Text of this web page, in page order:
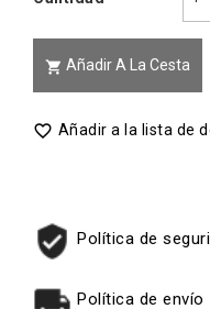
 Añadir A La Cesta
 Añadir a la lista de
Política de
Política de envío